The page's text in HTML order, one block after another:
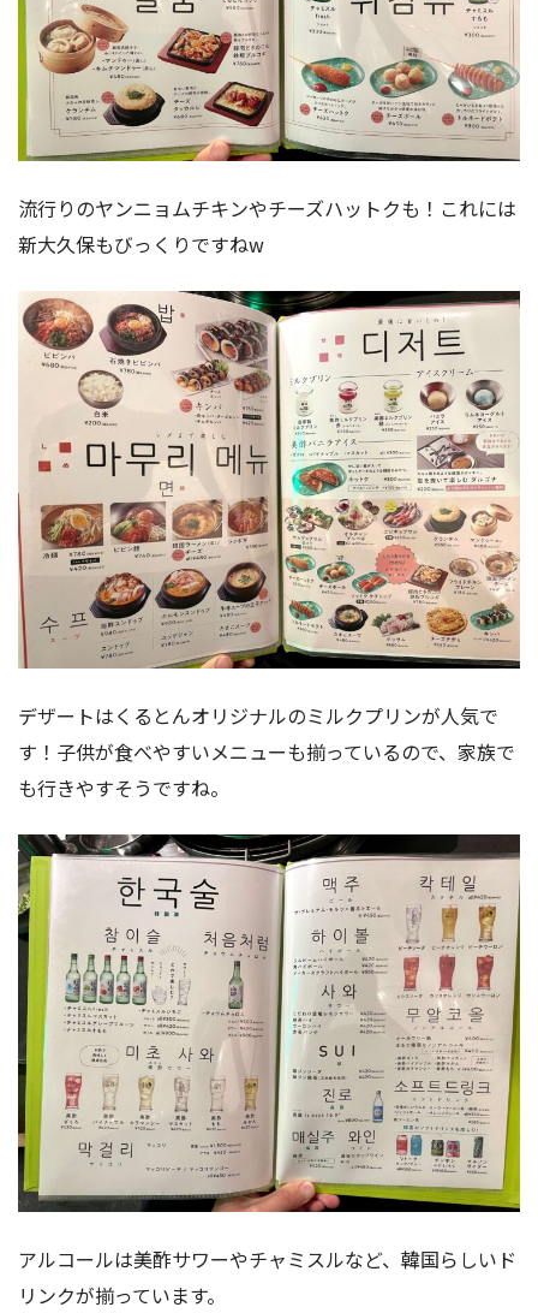
流行りのヤンニョムチキンやチーズハットクも！これには
新大久保もびっくりですねw
デザートはくるとんオリジナルのミルクプリンが人気で
す！子供が食べやすいメニューも揃っているので、家族で
も行きやすそうですね。
アルコールは美酢サワーやチャミスルなど、韓国らしいド
リンクが揃っています。